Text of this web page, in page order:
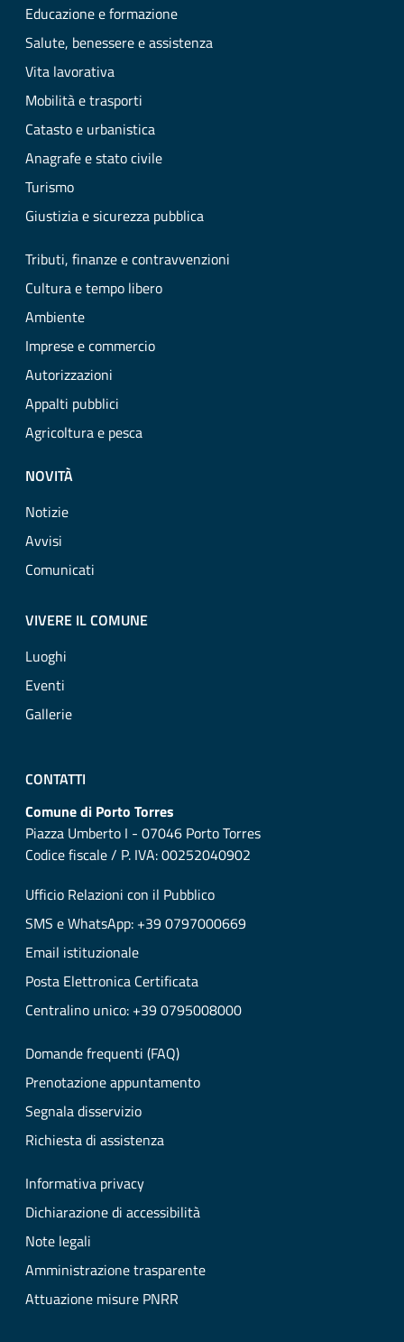
Educazione e formazione
Salute, benessere e assistenza
Vita lavorativa
Mobilità e trasporti
Catasto e urbanistica
Anagrafe e stato civile
Turismo
Giustizia e sicurezza pubblica
Tributi, finanze e contravvenzioni
Cultura e tempo libero
Ambiente
Imprese e commercio
Autorizzazioni
Appalti pubblici
Agricoltura e pesca
NOVITÀ
Notizie
Avvisi
Comunicati
VIVERE IL COMUNE
Luoghi
Eventi
Gallerie
CONTATTI
Comune di Porto Torres
Piazza Umberto I - 07046 Porto Torres
Codice fiscale / P. IVA: 00252040902
Ufficio Relazioni con il Pubblico
SMS e WhatsApp: +39 0797000669
Email istituzionale
Posta Elettronica Certificata
Centralino unico: +39 0795008000
Domande frequenti (FAQ)
Prenotazione appuntamento
Segnala disservizio
Richiesta di assistenza
Informativa privacy
Dichiarazione di accessibilità
Note legali
Amministrazione trasparente
Attuazione misure PNRR